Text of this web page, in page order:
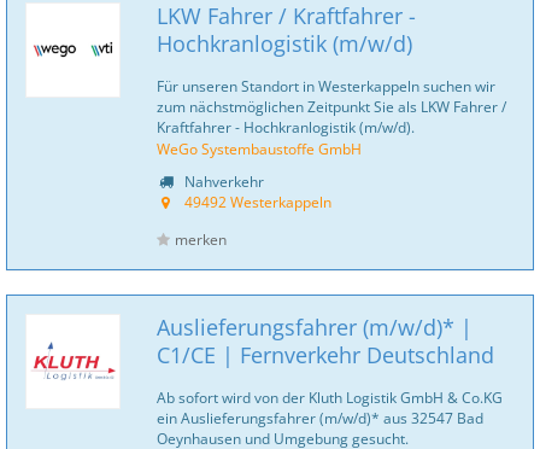
LKW Fahrer / Kraftfahrer -
Hochkranlogistik (m/w/d)
Für unseren Standort in Westerkappeln suchen wir
zum nächstmöglichen Zeitpunkt Sie als LKW Fahrer /
Kraftfahrer - Hochkranlogistik (m/w/d).
WeGo Systembaustoffe GmbH
Nahverkehr
49492 Westerkappeln
merken
Auslieferungsfahrer (m/w/d)* |
C1/CE | Fernverkehr Deutschland
Ab sofort wird von der Kluth Logistik GmbH & Co.KG
ein Auslieferungsfahrer (m/w/d)* aus 32547 Bad
Oeynhausen und Umgebung gesucht.